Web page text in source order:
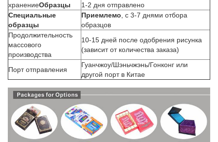
хранениеОбразцы
1-2 дня отправлено
Специальные
образцы
Приемлемо, с 3-7 днями отбора
образцов
Продолжительность
массового
производства
10-15 дней после одобрения рисунка
(зависит от количества заказа)
Порт отправления
Гуанчжоу/Шэньчжэнь/Гонконг или
другой порт в Китае